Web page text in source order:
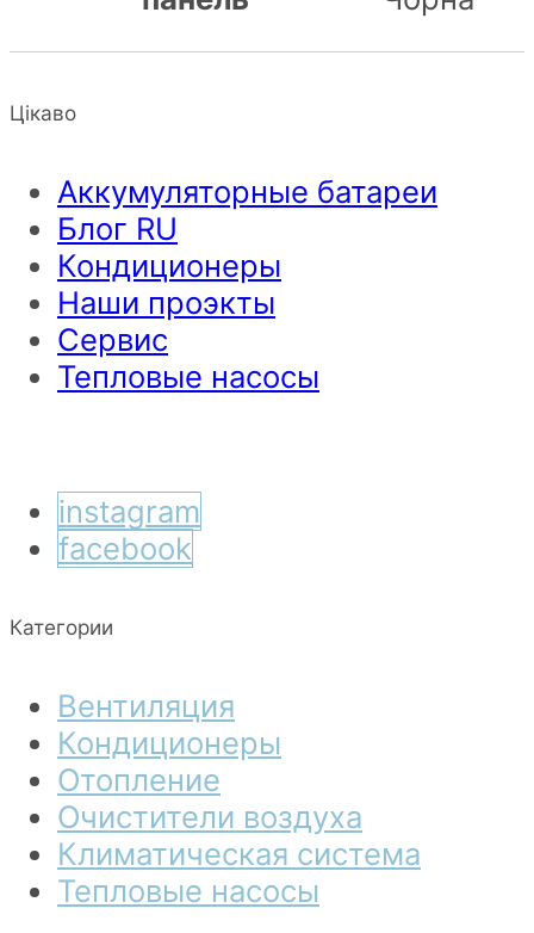
Цікаво
Аккумуляторные батареи
Блог RU
Кондиционеры
Наши проэкты
Сервис
Тепловые насосы
instagram
facebook
Категории
Вентиляция
Кондиционеры
Отопление
Очистители воздуха
Климатическая система
Тепловые насосы